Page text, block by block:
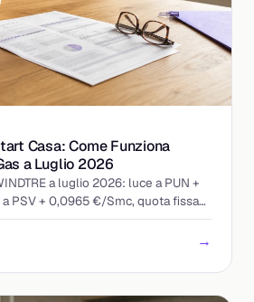
Casa: Come Funziona
a Luglio 2026
a luglio 2026: luce a PUN +
PSV + 0,0965 €/Smc, quota fissa
leggere l'offerta indicizzata.
→